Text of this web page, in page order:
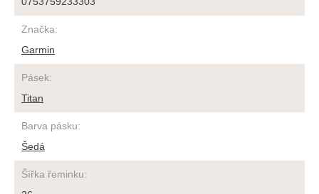
Značka:
Garmin
Pásek:
Titan
Barva pásku:
Šedá
Šířka řeminku: